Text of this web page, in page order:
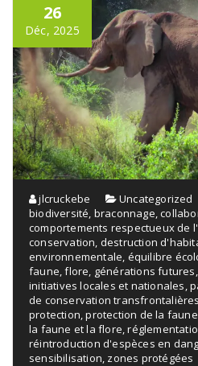
26
Déc, 2025
jlcruckebe Uncategorized
biodiversité braconnage ,
comportements respectueux de
conservation destruction
environnementale équilibre
faune ,flore générations futures
initiatives locales et nationales ,
de conservation transfrontalières
protection ,protection de la
la faune et la flore ,
réintroduction d'espèces en
sensibilisation zones protégées